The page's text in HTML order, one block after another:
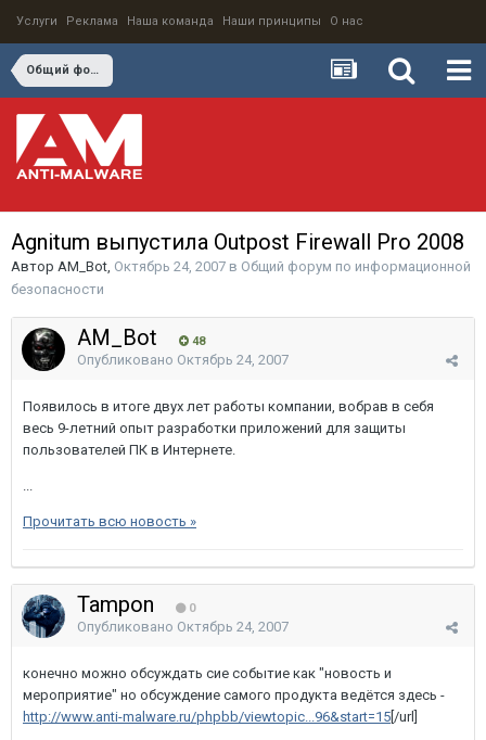
Услуги Реклама Наша команда Наши принципы О нас
Общий форум по информационной безопасности
Agnitum выпустила Outpost Firewall Pro 2008
Автор AM_Bot, Октябрь 24, 2007 в Общий форум по информационной
безопасности
AM_Bot 48
Опубликовано Октябрь 24, 2007
Появилось в итоге двух лет работы компании, вобрав в себя
весь 9-летний опыт разработки приложений для защиты
пользователей ПК в Интернете.
...
Прочитать всю новость »
Tampon 0
Опубликовано Октябрь 24, 2007
конечно можно обсуждать сие событие как "новость и
мероприятие" но обсуждение самого продукта ведётся здесь -
http://www.anti-malware.ru/phpbb/viewtopic...96&start=15 [/url]